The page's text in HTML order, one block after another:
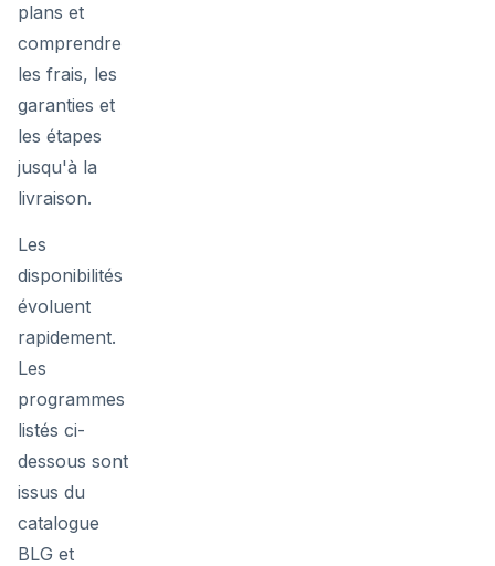
plans et
comprendre
les frais, les
garanties et
les étapes
jusqu'à la
livraison.
Les
disponibilités
évoluent
rapidement.
Les
programmes
listés ci-
dessous sont
issus du
catalogue
BLG et